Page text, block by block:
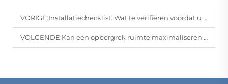
VORIGE:Installatiechecklist: Wat te verifiëren voordat u kastopslagsystemen installeert
VOLGENDE:Kan een opbergrek ruimte maximaliseren op compacte plaatsen?